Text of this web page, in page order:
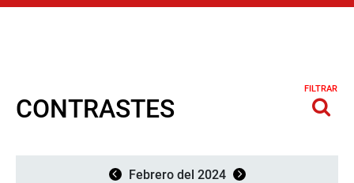
CONTRASTES
FILTRAR
Febrero del 2024